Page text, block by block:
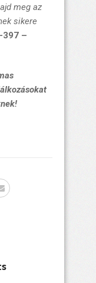
meg az
sikere
397 –